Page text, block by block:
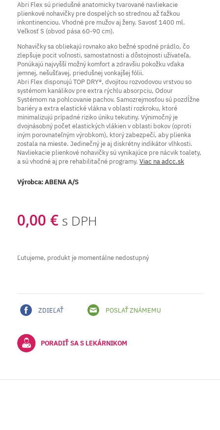
Abri Flex sú priedušné anatomicky tvarované navliekacie
plienkové nohavičky pre dospelých so strednou až ťažkou
inkontinenciou. Vhodné pre mužov aj ženy. Savosť 1400 ml.
Veľkosť S (obvod pása 60-90 cm).
Nohavičky sa obliekajú rovnako ako bežné spodné prádlo, čo
zlepšuje pocit voľnosti, samostatnosti a dôstojnosti užívateľa.
Ponúkajú najvyšší možný komfort a zdravšiu pokožku vďaka
jemnej, nešušťavej, priedušnej vonkajšej fólii.
Abri Flex disponujú TOP DRY®, dvojitou rozvodovou vrstvou so
systémom kanálikov pre extra rýchlu absorpciu, Odour
Systémom na pohlcovanie pachov. Samozrejmosťou sú pozdĺžne
bariéry a extra elastické vlákna v oblasti rozkroku, ktoré
minimalizujú prípadné riziko úniku tekutiny. Výnimočný je
dvojnásobný počet elastických vlákien v oblasti bokov (oproti
iným porovnateľným výrobkom), ktorý zabezpečí, aby plienka
zostala na mieste. Jedinečný je aj diskrétny indikátor vlhkosti.
Navliekacie plienkové nohavičky sú vynikajúce pre nácvik toalety,
a sú vhodné aj pre rehabilitačné programy. Viac na adcc.sk
Výrobca:ABENA A/S
0,00 € s DPH
Ľutujeme, produkt je momentálne nedostupný
ZDIEĽAŤ POSLAŤ ZNÁMEMU
PORADIŤ SA S LEKÁRNIKOM